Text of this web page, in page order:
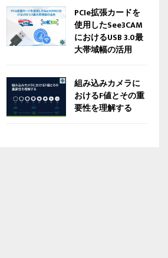
PCIe拡張カードを
使用したSee3CAM
におけるUSB 3.0最
大帯域幅の活用
組み込みカメラに
おけるF値とその重
要性を理解する